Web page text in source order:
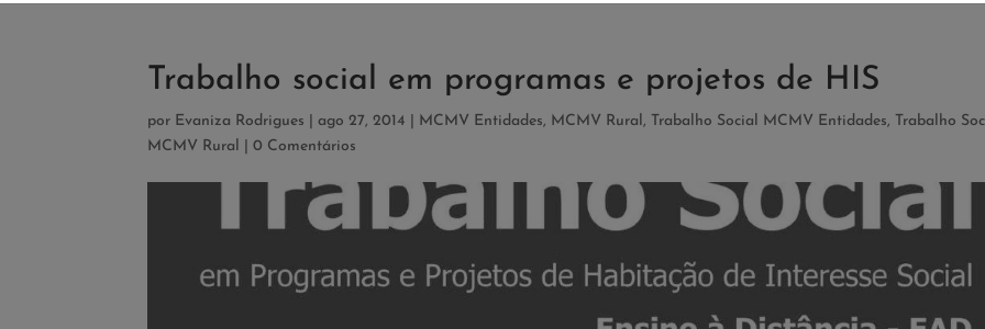
Trabalho social em programas e projetos de HIS
por Evaniza Rodrigues |ago 27, 2014 MCMV Entidades, MCMV Rural, Trabalho Social MCMV Entidades, Trabalho
MCMV Rural |0 Comentários